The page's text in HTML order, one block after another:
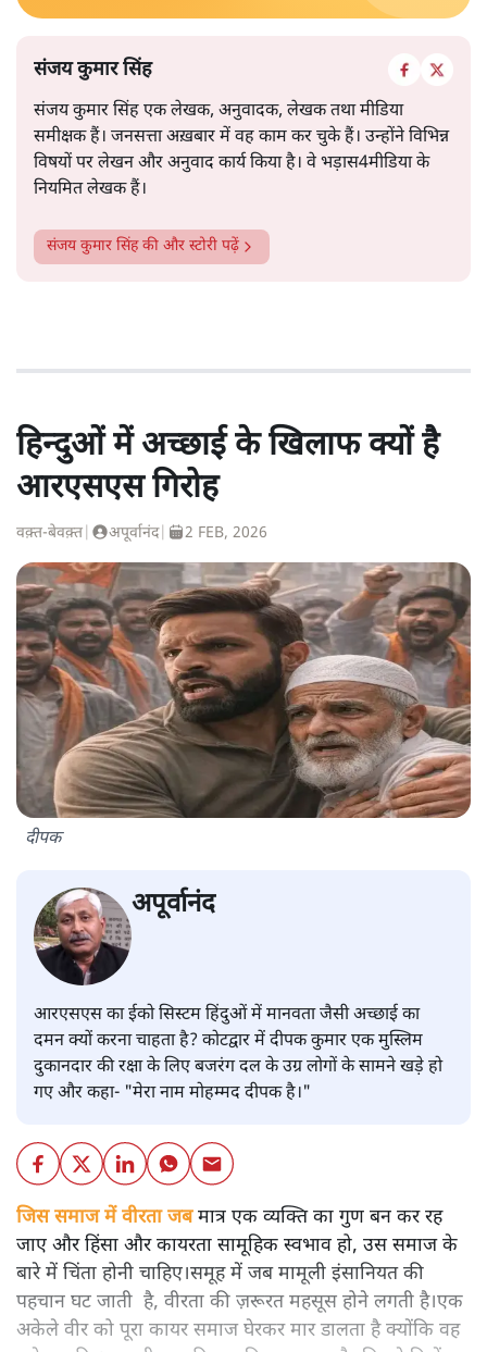
संजय कुमार सिंह
संजय कुमार सिंह एक लेखक, अनुवादक, लेखक तथा मीडिया
समीक्षक हैं। जनसत्ता अख़बार में वह काम कर चुके हैं। उन्होंने विभिन्न
विषयों पर लेखन और अनुवाद कार्य किया है। वे भड़ास4मीडिया के
नियमित लेखक हैं।
संजय कुमार सिंहकी और स्टोरी पढ़ें
हिन्दुओं में अच्छाई के खिलाफ क्यों है
आरएसएस गिरोह
वक़्त-बेवक़्त अपूर्वानंद| 2 FEB, 2026
दीपक
अपूर्वानंद
आरएसएस का ईको सिस्टम हिंदुओं में मानवता जैसी अच्छाई का
दमन क्यों करना चाहता है? कोटद्वार में दीपक कुमार एक मुस्लिम
दुकानदार की रक्षा के लिए बजरंग दल के उग्र लोगों के सामने खड़े हो
गए और कहा- "मेरा नाम मोहम्मद दीपक है।"
जिस समाज में वीरता जबमात्र एक व्यक्ति का गुण बन कर रह
जाए और हिंसा और कायरता सामूहिक स्वभाव हो, उस समाज के
बारे में चिंता होनी चाहिए।समूह में जब मामूली इंसानियत की
पहचान घट जाती है, वीरता की ज़रूरत महसूस होने लगती है।एक
अकेले वीर को पूरा कायर समाज घेरकर मार डालता है क्योंकि वह